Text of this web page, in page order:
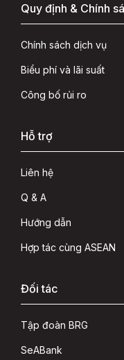
Quy định & Chính
Chính sách dịch vụ
Biểu phí và lãi suất
Công bố rủi ro
Hỗ trợ
Liên hệ
Q & A
Hướng dẫn
Hợp tác cùng ASEAN
Đối tác
Tập đoàn BRG
SeABank